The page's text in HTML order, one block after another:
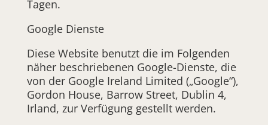
Tagen.
Google Dienste
Diese Website benutzt die im Folgenden
näher beschriebenen Google-Dienste, die
von der Google Ireland Limited („Google“),
Gordon House, Barrow Street, Dublin 4,
Irland, zur Verfügung gestellt werden.